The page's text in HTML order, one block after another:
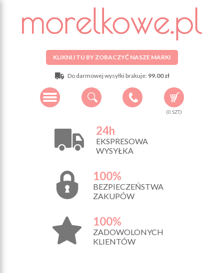
KLIKNIJ TU BY ZOBACZYĆ NASZE MARKI
Do darmowej wysyłki brakuje: 99.00 zł
(0 SZT.)
24h
EKSPRESOWA
WYSYŁKA
100%
BEZPIECZEŃSTWA
ZAKUPÓW
100%
ZADOWOLONYCH
KLIENTÓW